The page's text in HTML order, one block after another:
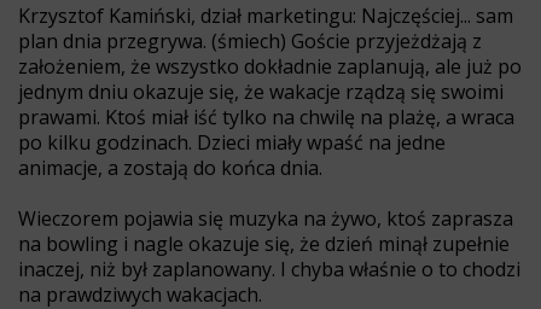
Krzysztof Kamiński, dział marketingu: Najczęściej... sam
plan dnia przegrywa. (śmiech) Goście przyjeżdżają z
założeniem, że wszystko dokładnie zaplanują, ale już po
jednym dniu okazuje się, że wakacje rządzą się swoimi
prawami. Ktoś miał iść tylko na chwilę na plażę, a wraca
po kilku godzinach. Dzieci miały wpaść na jedne
animacje, a zostają do końca dnia.
Wieczorem pojawia się muzyka na żywo, ktoś zaprasza
na bowling i nagle okazuje się, że dzień minął zupełnie
inaczej, niż był zaplanowany. I chyba właśnie o to chodzi
na prawdziwych wakacjach.